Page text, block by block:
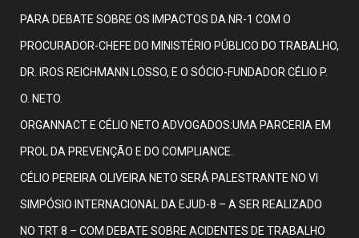
PARA DEBATE SOBRE OS IMPACTOS DA NR-1 COM O
PROCURADOR-CHEFE DO MINISTÉRIO PÚBLICO DO TRABALHO,
DR. IROS REICHMANN LOSSO, E O SÓCIO-FUNDADOR CÉLIO P.
O. NETO.
ORGANNACT E CÉLIO NETO ADVOGADOS:UMA PARCERIA EM
PROL DA PREVENÇÃO E DO COMPLIANCE.
CÉLIO PEREIRA OLIVEIRA NETO SERÁ PALESTRANTE NO VI
SIMPÓSIO INTERNACIONAL DA EJUD-8 – A SER REALIZADO
NO TRT 8 – COM DEBATE SOBRE ACIDENTES DE TRABALHO